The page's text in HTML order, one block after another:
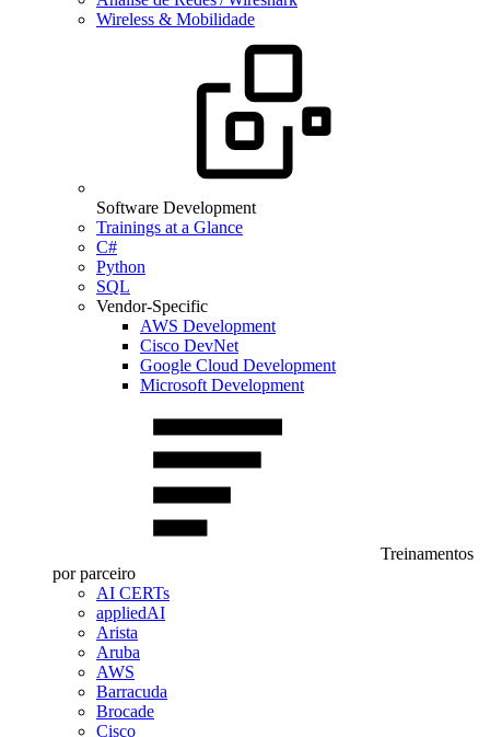
Wireless & Mobilidade
Software Development
Trainings at a Glance
C#
Python
SQL
Vendor-Specific
AWS Development
Cisco DevNet
Google Cloud Development
Microsoft Development
Treinamentos
por parceiro
AI CERTs
appliedAI
Arista
Aruba
AWS
Barracuda
Brocade
Cisco